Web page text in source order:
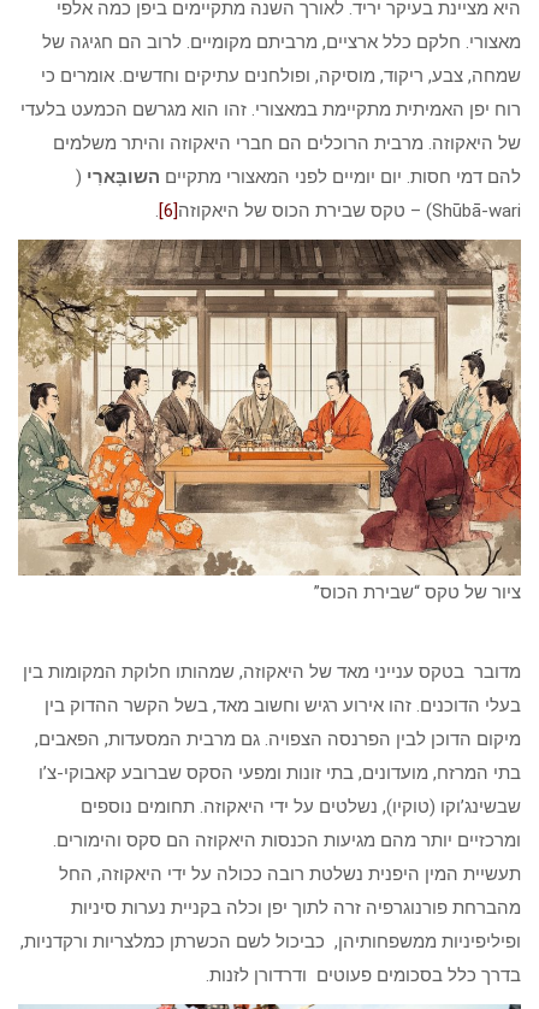
היא מציינת בעיקר יריד. לאורך השנה מתקיימים ביפן כמה אלפי
מאצורי. חלקם כלל ארציים, מרביתם מקומיים. לרוב הם חגיגה של
שמחה, צבע, ריקוד, מוסיקה, ופולחנים עתיקים וחדשים. אומרים כי
רוח יפן האמיתית מתקיימת במאצורי. זהו הוא מגרשם הכמעט בלעדי
של היאקוזה. מרבית הרוכלים הם חברי היאקוזה והיתר משלמים
להם דמי חסות. יום יומיים לפני המאצורי מתקיים השובָּארִי (
Shūbā-wari) – טקס שבירת הכוס של היאקוזה
[6]
.
ציור של טקס “שבירת הכוס”
מדובר בטקס ענייני מאד של היאקוזה, שמהותו חלוקת המקומות בין
בעלי הדוכנים. זהו אירוע רגיש וחשוב מאד, בשל הקשר ההדוק בין
מיקום הדוכן לבין הפרנסה הצפויה. גם מרבית המסעדות, הפאבים,
בתי המרזח, מועדונים, בתי זונות ומפעי הסקס שברובע קאבוקי-צ’ו
שבשינג’וקו (טוקיו), נשלטים על ידי היאקוזה. תחומים נוספים
ומרכזיים יותר מהם מגיעות הכנסות היאקוזה הם סקס והימורים.
תעשיית המין היפנית נשלטת רובה ככולה על ידי היאקוזה, החל
מהברחת פורנוגרפיה זרה לתוך יפן וכלה בקניית נערות סיניות
ופיליפיניות ממשפחותיהן, כביכול לשם הכשרתן כמלצריות ורקדניות,
בדרך כלל בסכומים פעוטים ודרדורן לזנות.